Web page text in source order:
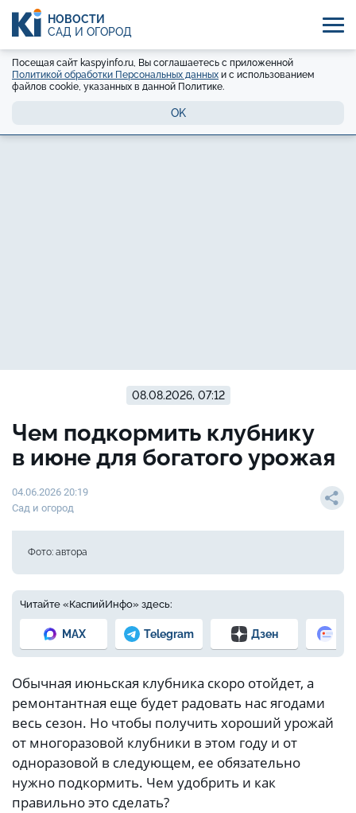
НОВОСТИ
САД И ОГОРОД
Посещая сайт kaspyinfo.ru, Вы соглашаетесь с приложенной
Политикой обработки Персональных данных и с использованием
файлов cookie, указанных в данной Политике.
OK
08.08.2026, 07:12
Чем подкормить клубнику
в июне для богатого урожая
04.06.2026 20:19
Сад и огород
Фото: автора
Читайте «КаспийИнфо» здесь:
MAX Telegram Дзен
Обычная июньская клубника скоро отойдет, а
ремонтантная еще будет радовать нас ягодами
весь сезон. Но чтобы получить хороший урожай
от многоразовой клубники в этом году и от
одноразовой в следующем, ее обязательно
нужно подкормить. Чем удобрить и как
правильно это сделать?